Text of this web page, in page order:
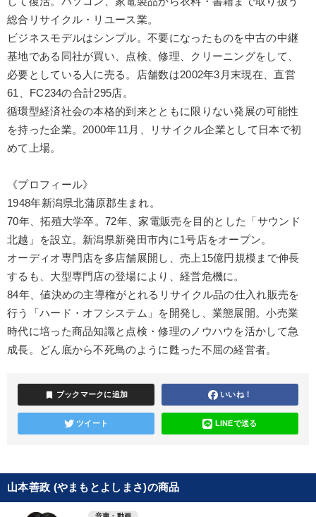
総合リサイクル・リユース業。
ビジネスモデルはシンプル。不要になったものを中古の中継
基地である同社が買い、点検、修理、クリーニングをして、
必要としている人に売る。店舗数は2002年3月末現在、直営
61、FC234の合計295店。
循環型経済社会の本格的到来とともに限りない発展の可能性
を持った企業。2000年11月、リサイクル企業として日本で初
めて上場。
《プロフィール》
1948年新潟県北蒲原郡生まれ。
70年、拓殖大学卒。72年、家電販売を目的とした「サウンド
北越」を設立。新潟県新発田市内に1号店をオープン。
オーディオ専門店を多店舗展開し、売上15億円規模まで伸長
するも、大型専門店の登場により、経営危機に。
84年、値決めの主導権がとれるリサイクル品の仕入れ販売を
行う「ハード・オフシステム」を開発し、業態展開。小売業
時代に培った商品知識と点検・修理のノウハウを活かして急
成長。どん底から不死鳥のように甦った不屈の経営者。
bookmark ブックマークに追加 いいね！
ツイート LINEで送る
山本善政 (やまもとよしまさ)の商品